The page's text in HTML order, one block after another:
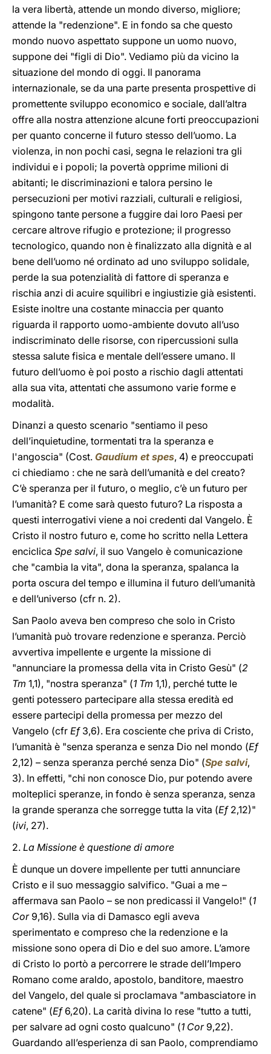
la vera libertà, attende un mondo diverso, migliore;
attende la "redenzione". E in fondo sa che questo
mondo nuovo aspettato suppone un uomo nuovo,
suppone dei "figli di Dio". Vediamo più da vicino la
situazione del mondo di oggi. Il panorama
internazionale, se da una parte presenta prospettive di
promettente sviluppo economico e sociale, dall’altra
offre alla nostra attenzione alcune forti preoccupazioni
per quanto concerne il futuro stesso dell’uomo. La
violenza, in non pochi casi, segna le relazioni tra gli
individui e i popoli; la povertà opprime milioni di
abitanti; le discriminazioni e talora persino le
persecuzioni per motivi razziali, culturali e religiosi,
spingono tante persone a fuggire dai loro Paesi per
cercare altrove rifugio e protezione; il progresso
tecnologico, quando non è finalizzato alla dignità e al
bene dell’uomo né ordinato ad uno sviluppo solidale,
perde la sua potenzialità di fattore di speranza e
rischia anzi di acuire squilibri e ingiustizie già esistenti.
Esiste inoltre una costante minaccia per quanto
riguarda il rapporto uomo-ambiente dovuto all’uso
indiscriminato delle risorse, con ripercussioni sulla
stessa salute fisica e mentale dell’essere umano. Il
futuro dell’uomo è poi posto a rischio dagli attentati
alla sua vita, attentati che assumono varie forme e
modalità.
Dinanzi a questo scenario "sentiamo il peso
dell’inquietudine, tormentati tra la speranza e
l'angoscia" (Cost. Gaudium et spes, 4) e preoccupati
ci chiediamo : che ne sarà dell’umanità e del creato?
C’è speranza per il futuro, o meglio, c’è un futuro per
l’umanità? E come sarà questo futuro? La risposta a
questi interrogativi viene a noi credenti dal Vangelo. È
Cristo il nostro futuro e, come ho scritto nella Lettera
enciclica Spe salvi, il suo Vangelo è comunicazione
che "cambia la vita", dona la speranza, spalanca la
porta oscura del tempo e illumina il futuro dell’umanità
e dell’universo (cfr n. 2).
San Paolo aveva ben compreso che solo in Cristo
l’umanità può trovare redenzione e speranza. Perciò
avvertiva impellente e urgente la missione di
"annunciare la promessa della vita in Cristo Gesù" (2
Tm 1,1), "nostra speranza" (1 Tm 1,1), perché tutte le
genti potessero partecipare alla stessa eredità ed
essere partecipi della promessa per mezzo del
Vangelo (cfr Ef3,6). Era cosciente che priva di Cristo,
l’umanità è "senza speranza e senza Dio nel mondo (Ef
2,12) – senza speranza perché senza Dio" (Spe salvi,
3). In effetti, "chi non conosce Dio, pur potendo avere
molteplici speranze, in fondo è senza speranza, senza
la grande speranza che sorregge tutta la vita (Ef2,12)"
(ivi, 27).
2. La Missione è questione di amore
È dunque un dovere impellente per tutti annunciare
Cristo e il suo messaggio salvifico. "Guai a me –
affermava san Paolo – se non predicassi il Vangelo!" (1
Cor9,16). Sulla via di Damasco egli aveva
sperimentato e compreso che la redenzione e la
missione sono opera di Dio e del suo amore. L’amore
di Cristo lo portò a percorrere le strade dell’Impero
Romano come araldo, apostolo, banditore, maestro
del Vangelo, del quale si proclamava "ambasciatore in
catene" (Ef6,20). La carità divina lo rese "tutto a tutti,
per salvare ad ogni costo qualcuno" (1 Cor9,22).
Guardando all’esperienza di san Paolo, comprendiamo